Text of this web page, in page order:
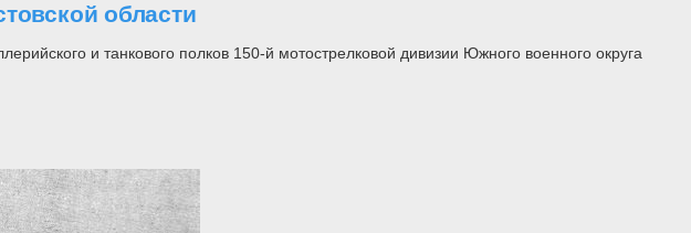
области
и танкового полков 150-й мотострелковой дивизии Южного военного округа